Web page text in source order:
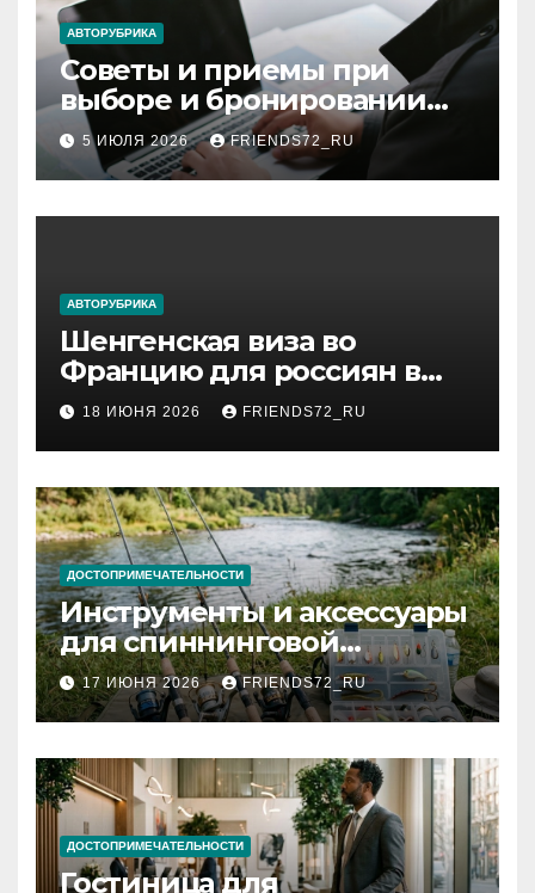
АВТОРУБРИКА
Советы и приемы при
выборе и бронировании
авиабилетов
5 ИЮЛЯ 2026 FRIENDS72_RU
АВТОРУБРИКА
Шенгенская виза во
Францию для россиян в
2026 году: сроки от 3 дней
и список необходимых
документов
18 ИЮНЯ 2026 FRIENDS72_RU
ДОСТОПРИМЕЧАТЕЛЬНОСТИ
Инструменты и аксессуары
для спиннинговой
рыбалки: назначение и
типы
17 ИЮНЯ 2026 FRIENDS72_RU
ДОСТОПРИМЕЧАТЕЛЬНОСТИ
Гостиница для